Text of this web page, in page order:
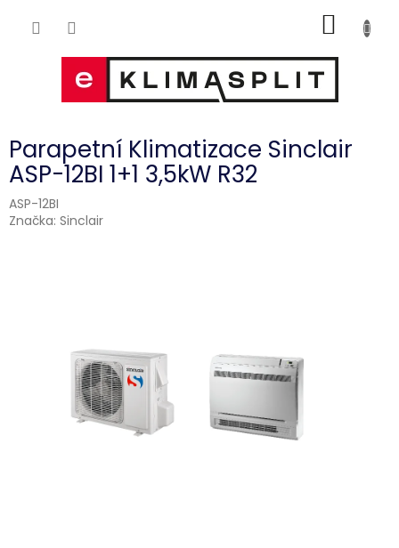
KOŠÍK
Parapetní Klimatizace Sinclair
ASP-12BI 1+1 3,5kW R32
ASP-12BI
Značka: Sinclair